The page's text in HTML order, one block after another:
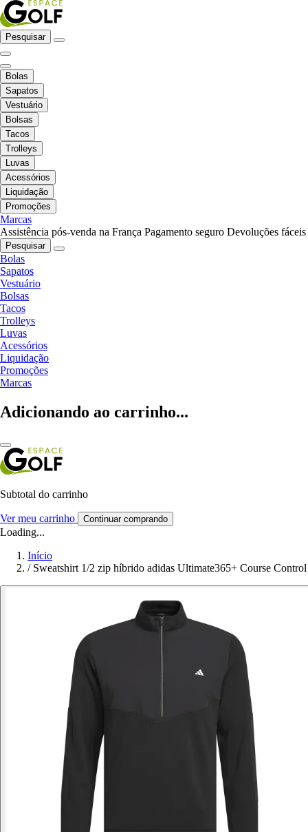
Pesquisar
Bolas
Sapatos
Vestuário
Bolsas
Tacos
Trolleys
Luvas
Acessórios
Liquidação
Promoções
Marcas
Assistência pós-venda na França Pagamento seguro Devoluções fáceis
Pesquisar
Bolas
Sapatos
Vestuário
Bolsas
Tacos
Trolleys
Luvas
Acessórios
Liquidação
Promoções
Marcas
Adicionando ao carrinho...
Subtotal do carrinho
Ver meu carrinho Continuar comprando
Loading...
Início
/ Sweatshirt 1/2 zip híbrido adidas Ultimate365+ Course Control